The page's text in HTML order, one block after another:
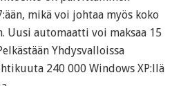
mikä voi johtaa myös koko
Uusi automaatti voi maksaa 15
Yhdysvalloissa
240 000 Windows XP:llä